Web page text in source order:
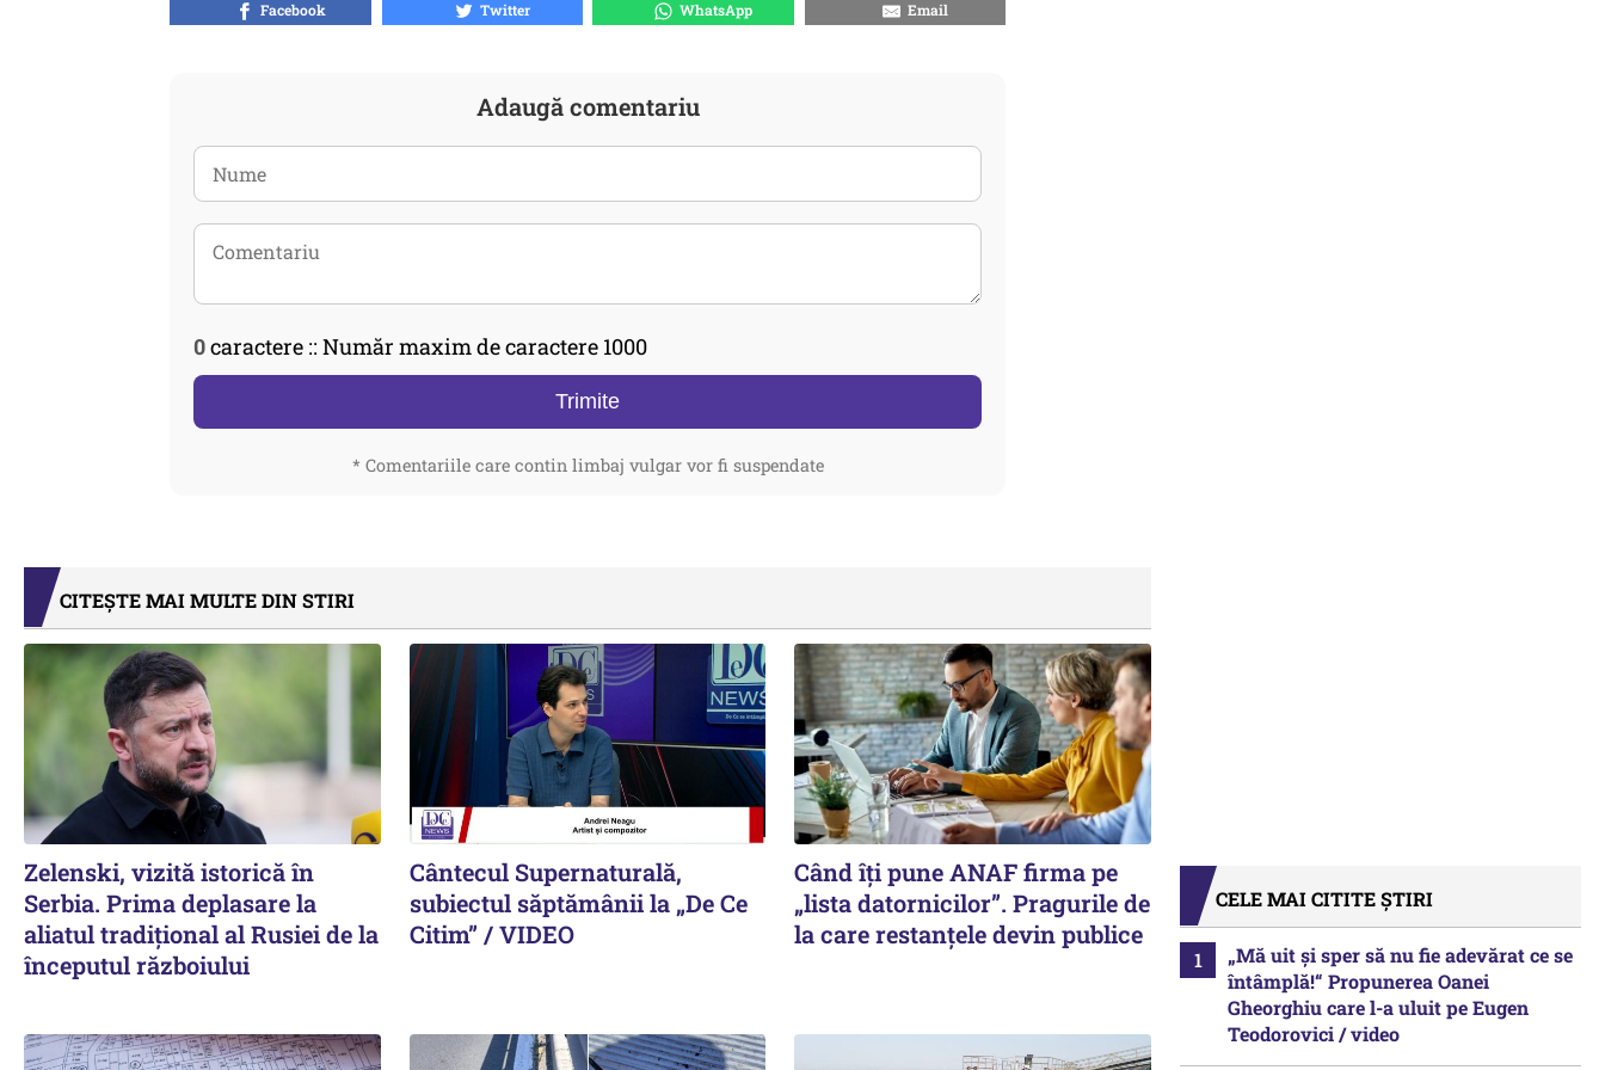
Facebook Twitter WhatsApp Email
Adaugă comentariu
0caractere :: Număr maxim de caractere 1000
Trimite
* Comentariile care contin limbaj vulgar vor fi suspendate
CITEȘTE MAI MULTE DIN STIRI
Zelenski, vizită istorică în
Serbia. Prima deplasare la
aliatul tradițional al Rusiei de la
începutul războiului
Cântecul Supernaturală,
subiectul săptămânii la „De Ce
Citim” / VIDEO
Când îți pune ANAF firma pe
„lista datornicilor”. Pragurile de
la care restanțele devin publice
CELE MAI CITITE ȘTIRI
„Mă uit și sper să nu fie adevărat ce se
întâmplă!“ Propunerea Oanei
Gheorghiu care l-a uluit pe Eugen
Teodorovici / video